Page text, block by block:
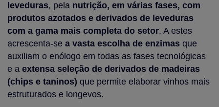
leveduras, pela nutrição, em várias fases, com
produtos azotados e derivados de leveduras
com a gama mais completa do setor. A estes
acrescenta-se a vasta escolha de enzimas que
auxiliam o enólogo em todas as fases tecnológicas
e a extensa seleção de derivados de madeiras
(chips e taninos) que permite elaborar vinhos mais
estruturados e longevos.